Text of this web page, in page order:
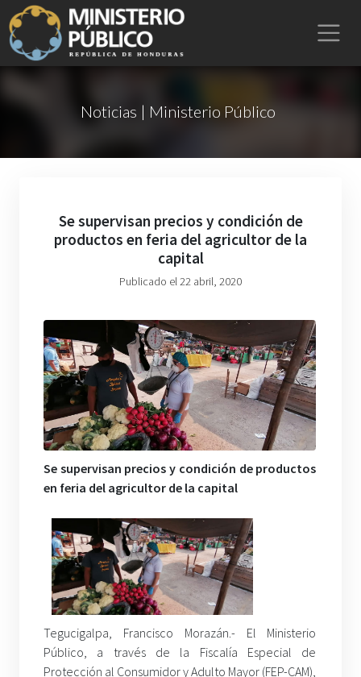
Noticias | Ministerio Público
Se supervisan precios y condición de
productos en feria del agricultor de la
capital
Publicado el 22 abril, 2020
Se supervisan precios y condición de productos
en feria del agricultor de la capital
Tegucigalpa, Francisco Morazán.- El Ministerio
Público, a través de la Fiscalía Especial de
Protección al Consumidor y Adulto Mayor (FEP-CAM),